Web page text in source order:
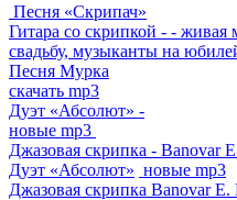
Песня «Скрипач»
Гитара со скрипкой - - живая
свадьбу, музыканты на
Песня Мурка
скачать mp3
Дуэт «Абсолют» -
новые mp3
Джазовая скрипка - Banovar
Дуэт «Абсолют» новые mp3
Джазовая скрипка Banovar E.